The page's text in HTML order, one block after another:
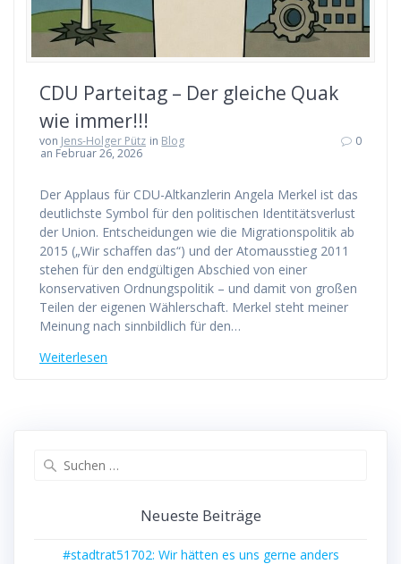
CDU Parteitag – Der gleiche Quak
wie immer!!!
von Jens-Holger Pütz in Blog
an Februar 26, 2026
0
Der Applaus für CDU-Altkanzlerin Angela Merkel ist das
deutlichste Symbol für den politischen Identitätsverlust
der Union. Entscheidungen wie die Migrationspolitik ab
2015 („Wir schaffen das“) und der Atomausstieg 2011
stehen für den endgültigen Abschied von einer
konservativen Ordnungspolitik – und damit von großen
Teilen der eigenen Wählerschaft. Merkel steht meiner
Meinung nach sinnbildlich für den…
Weiterlesen
Neueste Beiträge
#stadtrat51702: Wir hätten es uns gerne anders